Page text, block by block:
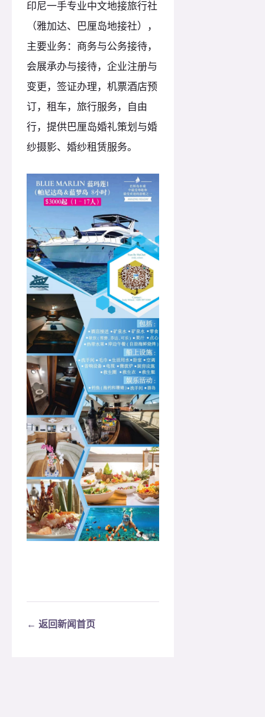
印尼一手专业中文地接旅行社
（雅加达、巴厘岛地接社），
主要业务：商务与公务接待，
会展承办与接待，企业注册与
变更，签证办理，机票酒店预
订，租车，旅行服务，自由
行，提供巴厘岛婚礼策划与婚
纱摄影、婚纱租赁服务。
← 返回新闻首页